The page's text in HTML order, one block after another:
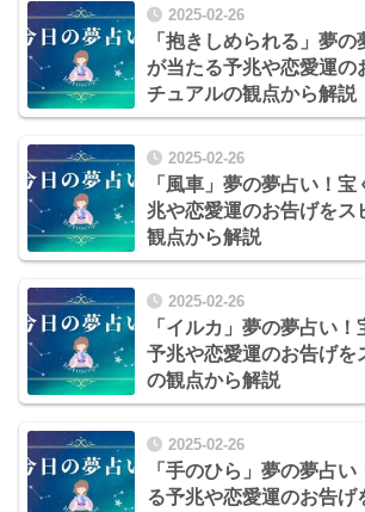
2025-02-26
「抱きしめられる」夢
が当たる予兆や恋愛運の
チュアルの観点から解説
2025-02-26
「風車」夢の夢占い！
兆や恋愛運のお告げをス
観点から解説
2025-02-26
「イルカ」夢の夢占い
予兆や恋愛運のお告げを
の観点から解説
2025-02-26
「手のひら」夢の夢占
る予兆や恋愛運のお告げ